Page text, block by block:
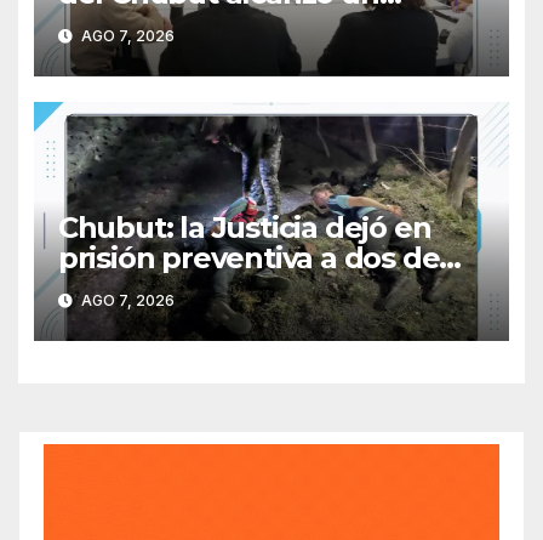
acuerdo salarial con los
gremios del sector
AGO 7, 2026
Chubut: la Justicia dejó en
prisión preventiva a dos de
los tres individuos
sorprendidos con un dron
mientras robaban ovinos
AGO 7, 2026